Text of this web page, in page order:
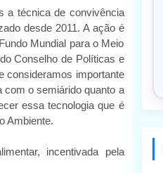
a técnica de convivência
desde 2011. A ação é
Mundial para o Meio
Conselho de Políticas e
consideramos importante
com o semiárido quanto a
essa tecnologia que é
Ambiente.
incentivada pela